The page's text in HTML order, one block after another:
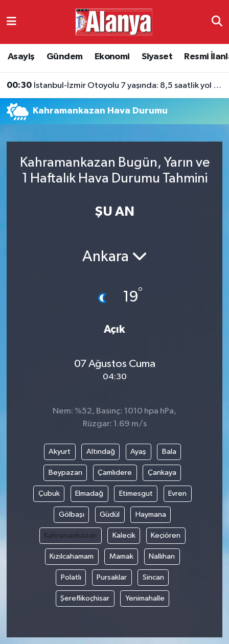
Asayiş Gündem Ekonomi Siyaset Resmi
00:30 İstanbul-İzmir Otoyolu 7 yaşında: 8,5 saatlik yol 3,5 saate indi
Kahramankazan Hava Durumu
Kahramankazan Bugün, Yarın ve
1 Haftalık Hava Durumu Tahmini
ŞU AN
Ankara
19°
Açık
07 Ağustos Cuma
04:30
Nem: %52, Basınç: 1010 hpa hPa,
Rüzgar: 1.69 m/s
Akyurt Altındağ Ayaş Bala
Beypazarı Çamlıdere Çankaya
Çubuk Elmadağ Etimesgut Evren
Gölbaşı Güdül Haymana
Kahramankazan Kalecik Keçiören
Kızılcahamam Mamak Nallıhan
Polatlı Pursaklar Sincan
Şereflikoçhisar Yenimahalle
Ekonomi
Siyaset
Resmi İlanlar
Alanyaspor
Antalya Namaz Vakitleri
Antalya Trafik Yoğunluk Haritası
Süper Lig Puan Durumu ve Fikstür
Tüm Manşetler